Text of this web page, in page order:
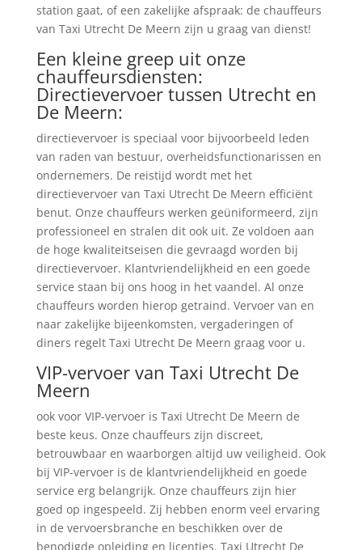
station gaat, of een zakelijke afspraak: de chauffeurs
van Taxi Utrecht De Meern zijn u graag van dienst!
Een kleine greep uit onze
chauffeursdiensten:
Directievervoer tussen Utrecht en
De Meern:
directievervoer is speciaal voor bijvoorbeeld leden
van raden van bestuur, overheidsfunctionarissen en
ondernemers. De reistijd wordt met het
directievervoer van Taxi Utrecht De Meern efficiënt
benut. Onze chauffeurs werken geüniformeerd, zijn
professioneel en stralen dit ook uit. Ze voldoen aan
de hoge kwaliteitseisen die gevraagd worden bij
directievervoer. Klantvriendelijkheid en een goede
service staan bij ons hoog in het vaandel. Al onze
chauffeurs worden hierop getraind. Vervoer van en
naar zakelijke bijeenkomsten, vergaderingen of
diners regelt Taxi Utrecht De Meern graag voor u.
VIP-vervoer van Taxi Utrecht De
Meern
ook voor VIP-vervoer is Taxi Utrecht De Meern de
beste keus. Onze chauffeurs zijn discreet,
betrouwbaar en waarborgen altijd uw veiligheid. Ook
bij VIP-vervoer is de klantvriendelijkheid en goede
service erg belangrijk. Onze chauffeurs zijn hier
goed op ingespeeld. Zij hebben enorm veel ervaring
in de vervoersbranche en beschikken over de
benodigde opleiding en licenties. Taxi Utrecht De